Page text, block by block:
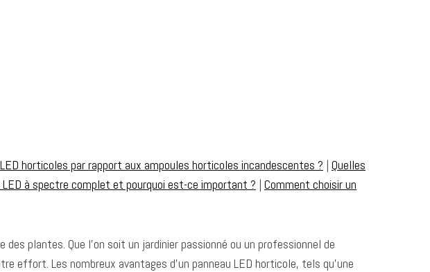
horticoles par rapport aux ampoules horticoles incandescentes ? | Quelles
LED à spectre complet et pourquoi est-ce important ? | Comment choisir un
plantes. Que l’on soit un jardinier passionné ou un professionnel de
Les nombreux avantages d’un panneau LED horticole, tels qu’une